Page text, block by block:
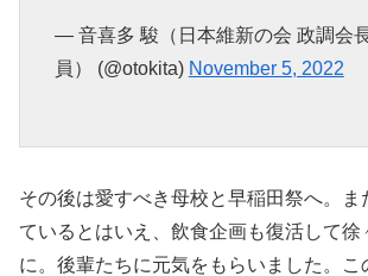
— 音喜多 駿（日本維新の会 政調会
員） (@otokita) November 5, 2022
その後は愛すべき母校と早稲田祭へ。ま
ているとはいえ、飲食企画も復活して徐
に。後輩たちに元気をもらいました。こ